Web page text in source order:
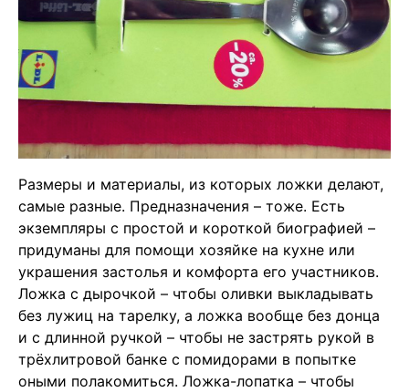
Размеры и материалы, из которых ложки делают,
самые разные. Предназначения – тоже. Есть
экземпляры с простой и короткой биографией –
придуманы для помощи хозяйке на кухне или
украшения застолья и комфорта его участников.
Ложка с дырочкой – чтобы оливки выкладывать
без лужиц на тарелку, а ложка вообще без донца
и с длинной ручкой – чтобы не застрять рукой в
трёхлитровой банке с помидорами в попытке
оными полакомиться. Ложка-лопатка – чтобы